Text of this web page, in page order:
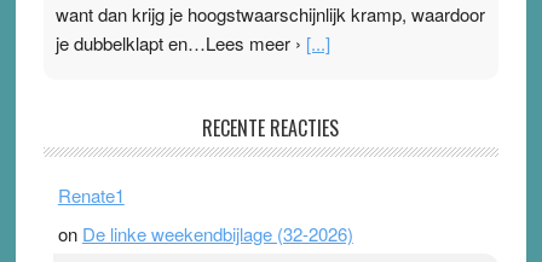
want dan krijg je hoogstwaarschijnlijk kramp, waardoor
je dubbelklapt en…Lees meer › [...]
Ward van Beek
topsporters. Ze hopen ermee hun hartslag te verlagen
terwijl ze meer zuurstof opnemen. Daarop heeft zo’n
RECENTE REACTIES
Renate1
on De linke weekendbijlage (32-2026)